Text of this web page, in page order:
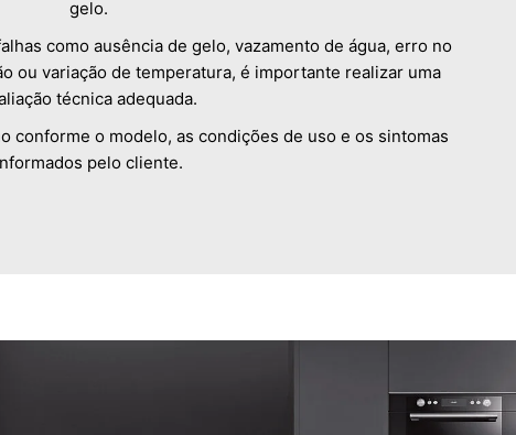
gelo.
como ausência de gelo, vazamento de água, erro no
ou variação de temperatura, é importante realizar uma
técnica adequada.
conforme o modelo, as condições de uso e os sintomas
pelo cliente.